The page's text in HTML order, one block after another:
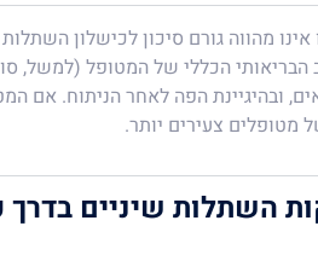
אינו מהווה גורם סיכון לכישלון
הבריאותי הכללי של המטופל (למשל,
ובהיגיינת הפה לאחר הניתוח. אם
מטופלים צעירים יותר.
השתלות שיניים בדרך